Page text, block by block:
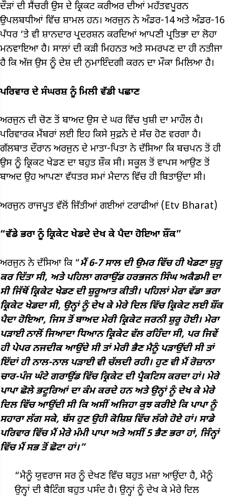
ਦੌੜਾਂ ਦੀ ਸੈਂਚਰੀ ਉਸ ਦੇ ਕ੍ਰਿਕਟ ਕਰੀਅਰ ਦੀਆਂ ਮਹੱਤਵਪੂਰਨ
ਉਪਲਬਧੀਆਂ ਵਿੱਚ ਸ਼ਾਮਲ ਹਨ। ਅਰਜੁਨ ਨੇ ਅੰਡਰ-14 ਅਤੇ ਅੰਡਰ-16
ਪੱਧਰ ‘ਤੇ ਵੀ ਸ਼ਾਨਦਾਰ ਪ੍ਰਦਰਸ਼ਨ ਕਰਦਿਆਂ ਆਪਣੀ ਪ੍ਰਤਿਭਾ ਦਾ ਲੋਹਾ
ਮਨਵਾਇਆ ਹੈ। ਸਾਲਾਂ ਦੀ ਕੜੀ ਮਿਹਨਤ ਅਤੇ ਸਮਰਪਣ ਦਾ ਹੀ ਨਤੀਜਾ
ਹੈ ਕਿ ਅੱਜ ਉਸ ਨੂੰ ਦੇਸ਼ ਦੀ ਨੁਮਾਇੰਦਗੀ ਕਰਨ ਦਾ ਮੌਕਾ ਮਿਲਿਆ ਹੈ।
ਪਰਿਵਾਰ ਦੇ ਸੰਘਰਸ਼ ਨੂੰ ਮਿਲੀ ਵੱਡੀ ਪਛਾਣ
ਅਰਜੁਨ ਦੀ ਚੋਣ ਤੋਂ ਬਾਅਦ ਉਸ ਦੇ ਘਰ ਵਿੱਚ ਖੁਸ਼ੀ ਦਾ ਮਾਹੌਲ ਹੈ।
ਪਰਿਵਾਰਕ ਮੈਂਬਰਾਂ ਲਈ ਇਹ ਕਿਸੇ ਸੁਫ਼ਨੇ ਦੇ ਸੱਚ ਹੋਣ ਵਰਗਾ ਹੈ।
ਗੱਲਬਾਤ ਦੌਰਾਨ ਅਰਜੁਨ ਦੇ ਮਾਤਾ-ਪਿਤਾ ਨੇ ਦੱਸਿਆ ਕਿ ਬਚਪਨ ਤੋਂ ਹੀ
ਉਸ ਨੂੰ ਕ੍ਰਿਕਟ ਖੇਡਣ ਦਾ ਬਹੁਤ ਸ਼ੌਕ ਸੀ। ਸਕੂਲ ਤੋਂ ਵਾਪਸ ਆਉਣ ਤੋਂ
ਬਾਅਦ ਉਹ ਆਪਣਾ ਵੱਧਤਰ ਸਮਾਂ ਮੈਦਾਨ ਵਿੱਚ ਹੀ ਬਿਤਾਉਂਦਾ ਸੀ।
ਅਰਜੁਨ ਰਾਜਪੂਤ ਵੱਲੋਂ ਜਿੱਤੀਆਂ ਗਈਆਂ ਟਰਾਫੀਆਂ (Etv Bharat)
“ਵੱਡੇ ਭਰਾ ਨੂੰ ਕ੍ਰਿਕੇਟ ਖੇਡਦੇ ਦੇਖ ਕੇ ਪੈਦਾ ਹੋਇਆ ਸ਼ੌਂਕ”
ਅਰਜੁਨ ਨੇ ਦੱਸਿਆ ਕਿ “ਮੈਂ 6-7 ਸਾਲ ਦੀ ਉਮਰ ਵਿੱਚ ਹੀ ਖੇਡਣਾ ਸ਼ੁਰੂ
ਕਰ ਦਿੱਤਾ ਸੀ, ਅਤੇ ਪਹਿਲਾ ਗਰਾਉਂਡ ਹਰਭਜਨ ਸਿੰਘ ਅਕੈਡਮੀ ਦਾ
ਸੀ ਜਿੱਥੋਂ ਕ੍ਰਿਕੇਟ ਖੇਡਣ ਦੀ ਸ਼ੁਰੂਆਤ ਕੀਤੀ। ਪਹਿਲਾਂ ਮੇਰਾ ਵੱਡਾ ਭਰਾ
ਕ੍ਰਿਕੇਟ ਖੇਡਦਾ ਸੀ, ਉਨ੍ਹਾਂ ਨੂੰ ਦੇਖ ਕੇ ਮੇਰੇ ਦਿਲ ਵਿੱਚ ਕ੍ਰਿਕੇਟ ਲਈ ਸ਼ੌਂਕ
ਪੈਦਾ ਹੋਇਆ, ਜਿਸ ਤੋਂ ਬਾਅਦ ਮੇਰੀ ਕ੍ਰਿਕੇਟ ਜਰਨੀ ਸ਼ੁਰੂ ਹੋਈ। ਮੇਰਾ
ਪੜਾਈ ਨਾਲੋਂ ਜਿਆਦਾ ਧਿਆਨ ਕ੍ਰਿਕੇਟ ਵੱਲ ਰਹਿੰਦਾ ਸੀ, ਪਰ ਜਿਵੇਂ
ਹੀ ਪੇਪਰ ਨਜਦੀਕ ਆਉਂਦੇ ਸੀ ਤਾਂ ਮੇਰੀ ਭੈਣ ਮੈਨੂੰ ਪੜਾਉਂਦੀ ਸੀ ਤਾਂ
ਇੱਦਾਂ ਹੀ ਨਾਲ-ਨਾਲ ਪੜਾਈ ਵੀ ਚੱਲਦੀ ਰਹੀ। ਹੁਣ ਵੀ ਮੈਂ ਰੋਜ਼ਾਨਾ
ਚਾਰ-ਪੰਜ ਘੰਟੇ ਗਰਾਉਂਡ ਵਿੱਚ ਕ੍ਰਿਕੇਟ ਦੀ ਪ੍ਰੈਕਟਿਸ ਕਰਦਾ ਹਾਂ। ਮੇਰੇ
ਪਾਪਾ ਛੋਲੇ ਭਟੂਰਿਆਂ ਦਾ ਕੰਮ ਕਰਦੇ ਹਨ ਅਤੇ ਉਨ੍ਹਾਂ ਨੂੰ ਦੇਖ ਕੇ ਮੇਰੇ
ਦਿਲ ਵਿੱਚ ਆਉਂਦੀ ਸੀ ਕਿ ਅਸੀਂ ਅਜਿਹਾ ਕੁਝ ਕਰੀਏ ਕਿ ਪਾਪਾ ਨੂੰ
ਸਹਾਰਾ ਲੱਗ ਸਕੇ, ਬੱਸ ਹੁਣ ਉਹੀ ਕੋਸ਼ਿਸ਼ ਵਿੱਚ ਲੱਗੇ ਹੋਏ ਹਾਂ। ਸਾਡੇ
ਪਰਿਵਾਰ ਵਿੱਚ ਮੈਂ ਮੇੇਰੇ ਮੰਮੀ ਪਾਪਾ ਅਤੇ ਅਸੀਂ 5 ਭੈਣ ਭਰਾ ਹਾਂ, ਜਿੰਨ੍ਹਾਂ
ਵਿੱਚ ਮੈਂ ਸਭ ਤੋਂ ਛੋਟਾ ਹਾਂ।”
“ਮੈਨੂੰ ਯੁਵਰਾਜ ਸਰ ਨੂੰ ਦੇਖਣ ਵਿੱਚ ਬਹੁਤ ਮਜ਼ਾ ਆਉਂਦਾ ਹੈ, ਮੈਨੂੰ
ਉਨ੍ਹਾਂ ਦੀ ਬੈਟਿੰਗ ਬਹੁਤ ਪਸੰਦ ਹੈ। ਉਨ੍ਹਾਂ ਨੂੰ ਦੇਖ ਕੇ ਮੇਰੇ ਦਿਲ